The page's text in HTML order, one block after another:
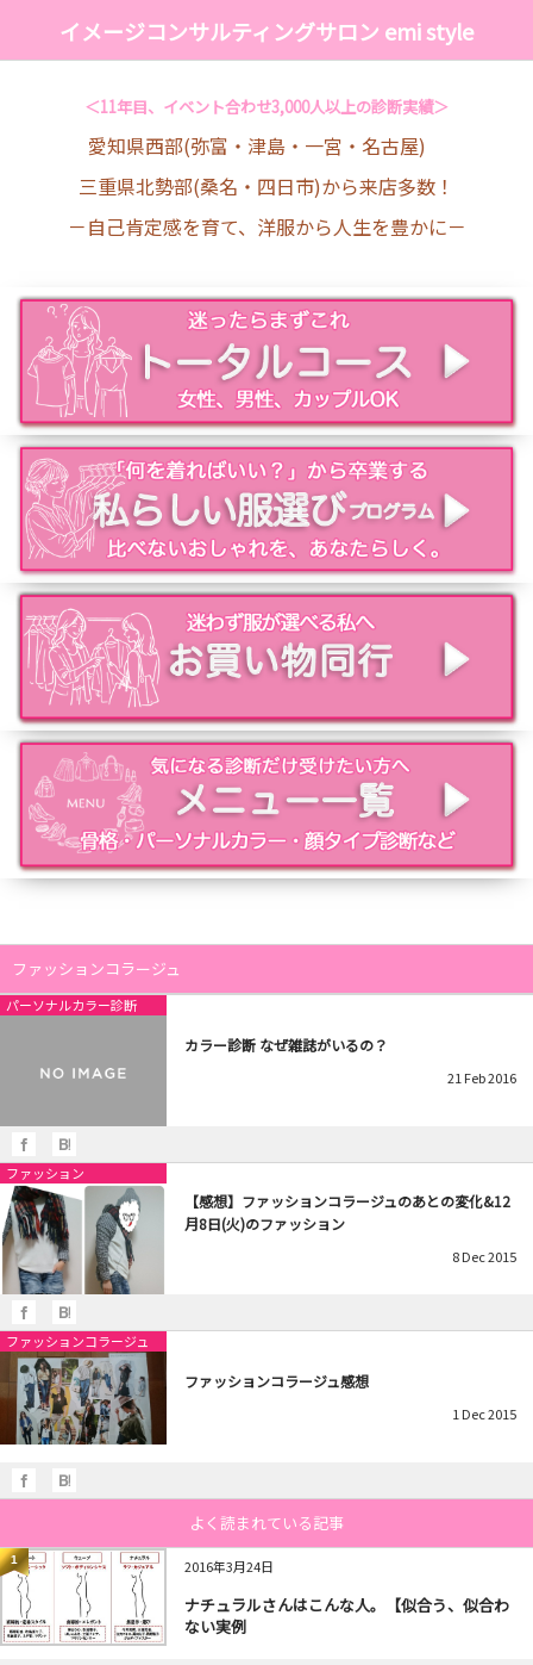
イメージコンサルティングサロン emi style
＜11年目、イベント合わせ3,000人以上の診断実績＞
愛知県西部(弥富・津島・一宮・名古屋)
三重県北勢部(桑名・四日市)から来店多数！
－自己肯定感を育て、洋服から人生を豊かに－
ファッションコラージュ
パーソナルカラー診断
カラー診断 なぜ雑誌がいるの？
21 Feb2016
ファッション
【感想】ファッションコラージュのあとの変化&12
月8日(火)のファッション
8Dec2015
ファッションコラージュ
ファッションコラージュ感想
1 Dec2015
よく読まれている記事
1 2016年3月24日
ナチュラルさんはこんな人。【似合う、似合わ
ない実例